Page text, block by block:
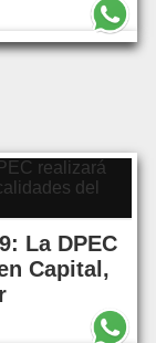
La DPEC
Capital,